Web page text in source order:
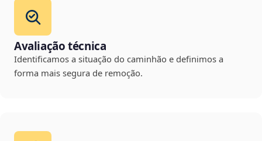
Avaliação técnica
Identificamos a situação do caminhão e definimos a
forma mais segura de remoção.